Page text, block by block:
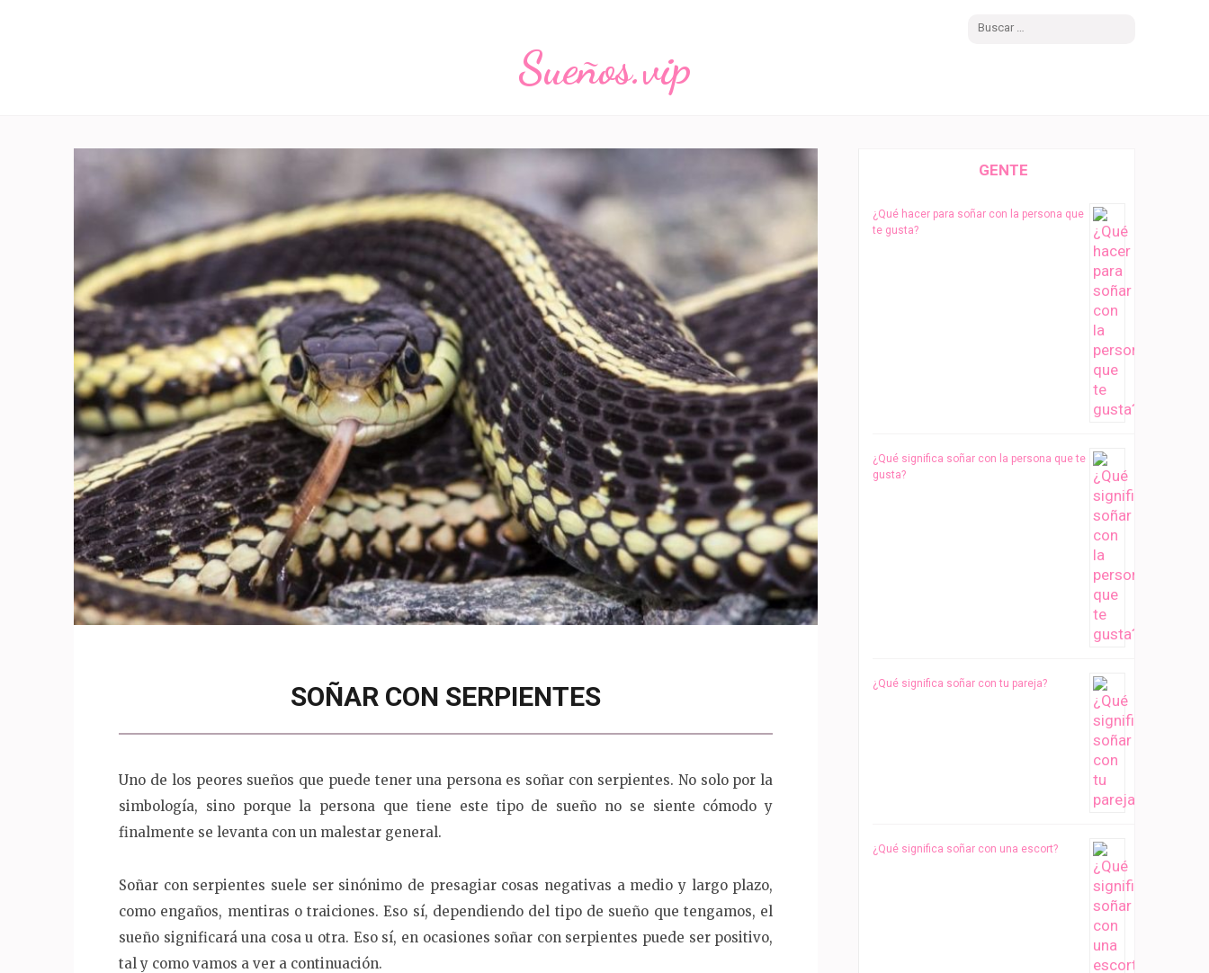
Sueños.vip
SOÑAR CON SERPIENTES
Uno de los peores sueños que puede tener una persona es soñar con serpientes. No solo por la
simbología, sino porque la persona que tiene este tipo de sueño no se siente cómodo y
finalmente se levanta con un malestar general.
Soñar con serpientes suele ser sinónimo de presagiar cosas negativas a medio y largo plazo,
como engaños, mentiras o traiciones. Eso sí, dependiendo del tipo de sueño que tengamos, el
sueño significará una cosa u otra. Eso sí, en ocasiones soñar con serpientes puede ser positivo,
tal y como vamos a ver a continuación.
GENTE
¿Qué hacer para soñar con la persona que
te gusta?
¿Qué significa soñar con la persona que te
gusta?
¿Qué significa soñar con tu pareja?
¿Qué significa soñar con una escort?